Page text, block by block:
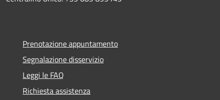
Prenotazione appuntamento
Segnalazione disservizio
Leggi le FAQ
Richiesta assistenza